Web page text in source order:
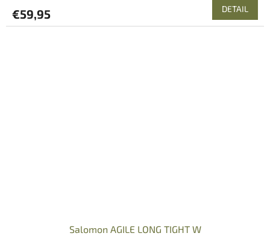
€59,95 DETAIL
Salomon AGILE LONG TIGHT W